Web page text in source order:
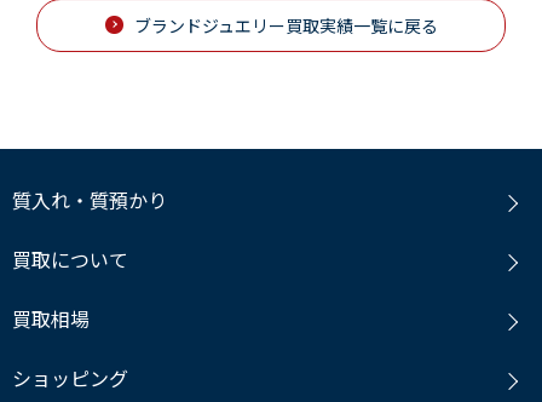
ブランドジュエリー買取実績一覧に戻る
質入れ・質預かり
買取について
買取相場
ショッピング